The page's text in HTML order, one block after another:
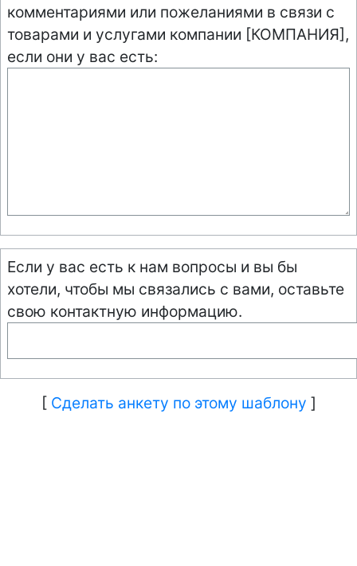
комментариями или пожеланиями в связи с
товарами и услугами компании [КОМПАНИЯ],
если они у вас есть:
Если у вас есть к нам вопросы и вы бы
хотели, чтобы мы связались с вами, оставьте
свою контактную информацию.
[ Сделать анкету по этому шаблону ]